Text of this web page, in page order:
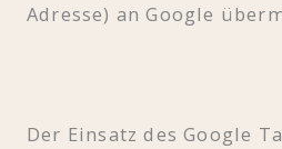
Adresse) an Google
Der Einsatz des Google